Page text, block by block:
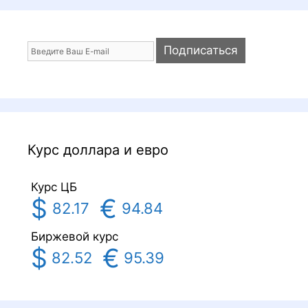
Курс доллара и евро
Курс ЦБ
$ 82.17 € 94.84
Биржевой курс
$ 82.52 € 95.39